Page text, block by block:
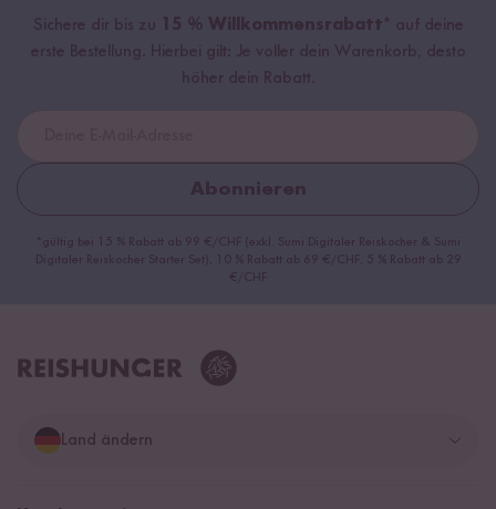
Sichere dir bis zu 15 % Willkommensrabatt* auf deine
erste Bestellung. Hierbei gilt: Je voller dein Warenkorb, desto
höher dein Rabatt.
Abonnieren
*gültig bei 15 % Rabatt ab 99 €/CHF (exkl. Sumi Digitaler Reiskocher & Sumi
Digitaler Reiskocher Starter Set), 10 % Rabatt ab 69 €/CHF, 5 % Rabatt ab 29
€/CHF
Land ändern